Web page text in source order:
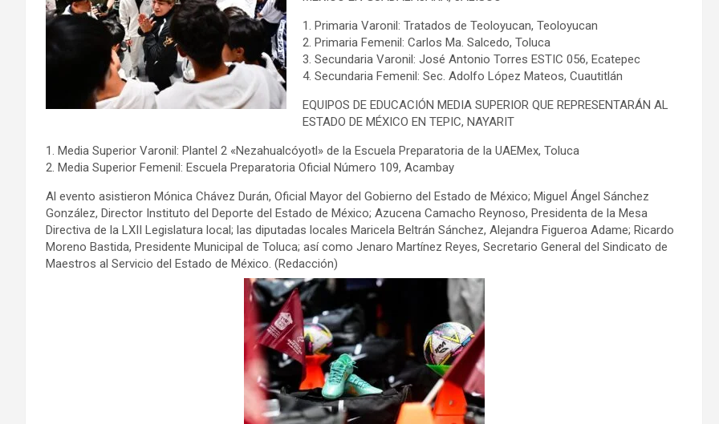
1.⁠ ⁠Primaria Varonil: Tratados de Teoloyucan, Teoloyucan
2.⁠ ⁠Primaria Femenil: Carlos Ma. Salcedo, Toluca
3.⁠ ⁠Secundaria Varonil: José Antonio Torres ESTIC 056, Ecatepec
4.⁠ ⁠Secundaria Femenil: Sec. Adolfo López Mateos, Cuautitlán
EQUIPOS DE EDUCACIÓN MEDIA SUPERIOR QUE REPRESENTARÁN AL
ESTADO DE MÉXICO EN TEPIC, NAYARIT
1.⁠ ⁠Media Superior Varonil: Plantel 2 «Nezahualcóyotl» de la Escuela Preparatoria de la UAEMex, Toluca
2.⁠ ⁠Media Superior Femenil: Escuela Preparatoria Oficial Número 109, Acambay
Al evento asistieron Mónica Chávez Durán, Oficial Mayor del Gobierno del Estado de México; Miguel Ángel Sánchez
González, Director Instituto del Deporte del Estado de México; Azucena Camacho Reynoso, Presidenta de la Mesa
Directiva de la LXII Legislatura local; las diputadas locales Maricela Beltrán Sánchez, Alejandra Figueroa Adame; Ricardo
Moreno Bastida, Presidente Municipal de Toluca; así como Jenaro Martínez Reyes, Secretario General del Sindicato de
Maestros al Servicio del Estado de México. (Redacción)